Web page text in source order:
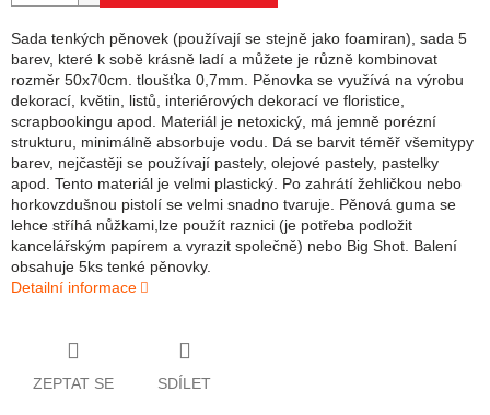
Sada tenkých pěnovek (používají se stejně jako foamiran), sada 5
barev, které k sobě krásně ladí a můžete je různě kombinovat
rozměr 50x70cm. tloušťka 0,7mm. Pěnovka se využívá na výrobu
dekorací, květin, listů, interiérových dekorací ve floristice,
scrapbookingu apod. Materiál je netoxický, má jemně porézní
strukturu, minimálně absorbuje vodu. Dá se barvit téměř všemitypy
barev, nejčastěji se používají pastely, olejové pastely, pastelky
apod. Tento materiál je velmi plastický. Po zahrátí žehličkou nebo
horkovzdušnou pistolí se velmi snadno tvaruje. Pěnová guma se
lehce stříhá nůžkami,lze použít raznici (je potřeba podložit
kancelářským papírem a vyrazit společně) nebo Big Shot. Balení
obsahuje 5ks tenké pěnovky.
Detailní informace
ZEPTAT SE SDÍLET